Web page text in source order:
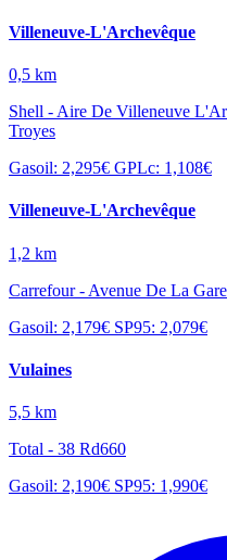
Villeneuve-L'Archevêque
0,5 km
Shell - Aire De Villeneuve
Troyes
Gasoil: 2,295€ GPLc: 1,108€
Villeneuve-L'Archevêque
1,2 km
Carrefour - Avenue De La Gare
Gasoil: 2,179€ SP95: 2,079€
Vulaines
5,5 km
Total - 38 Rd660
Gasoil: 2,190€ SP95: 1,990€